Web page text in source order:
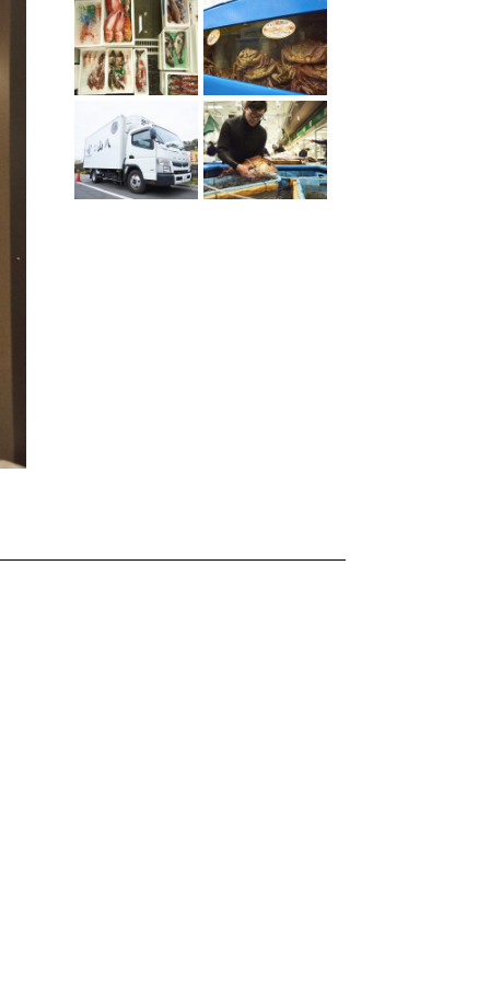
サムネイル：山八3
サムネイル：山八5